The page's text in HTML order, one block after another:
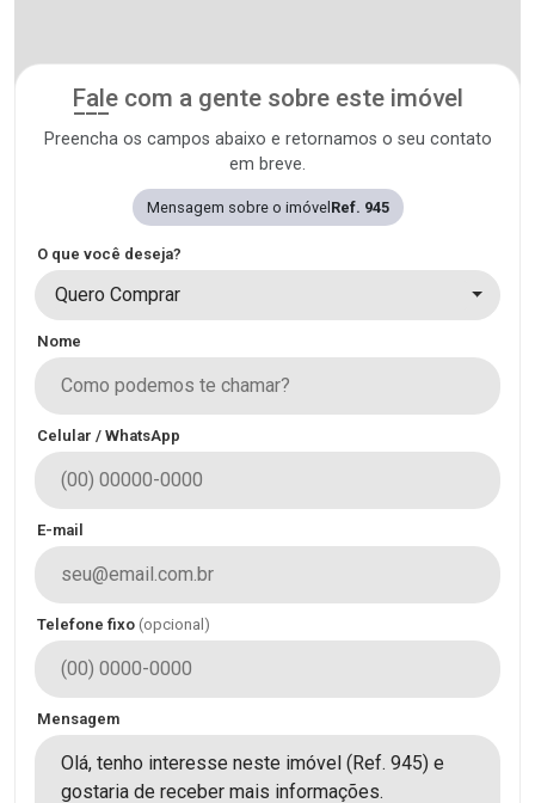
Fale com a gente sobre este imóvel
Preencha os campos abaixo e retornamos o seu contato
em breve.
Mensagem sobre o imóvel Ref. 945
O que você deseja?
Quero Comprar
Nome
Celular / WhatsApp
E-mail
Telefone fixo (opcional)
Mensagem